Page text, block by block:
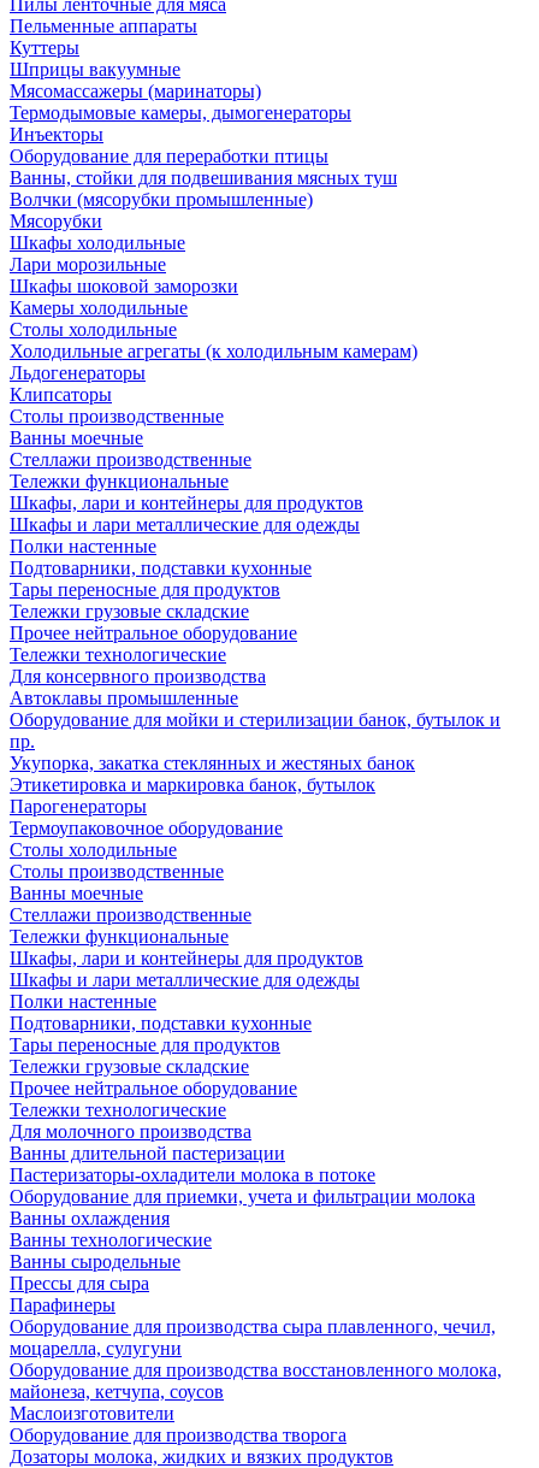
Пилы ленточные для мяса
Пельменные аппараты
Куттеры
Шприцы вакуумные
Мясомассажеры (маринаторы)
Термодымовые камеры, дымогенераторы
Инъекторы
Оборудование для переработки птицы
Ванны, стойки для подвешивания мясных туш
Волчки (мясорубки промышленные)
Мясорубки
Шкафы холодильные
Лари морозильные
Шкафы шоковой заморозки
Камеры холодильные
Столы холодильные
Холодильные агрегаты (к холодильным камерам)
Льдогенераторы
Клипсаторы
Столы производственные
Ванны моечные
Стеллажи производственные
Тележки функциональные
Шкафы, лари и контейнеры для продуктов
Шкафы и лари металлические для одежды
Полки настенные
Подтоварники, подставки кухонные
Тары переносные для продуктов
Тележки грузовые складские
Прочее нейтральное оборудование
Тележки технологические
Для консервного производства
Автоклавы промышленные
Оборудование для мойки и стерилизации банок, бутылок и
пр.
Укупорка, закатка стеклянных и жестяных банок
Этикетировка и маркировка банок, бутылок
Парогенераторы
Термоупаковочное оборудование
Столы холодильные
Столы производственные
Ванны моечные
Стеллажи производственные
Тележки функциональные
Шкафы, лари и контейнеры для продуктов
Шкафы и лари металлические для одежды
Полки настенные
Подтоварники, подставки кухонные
Тары переносные для продуктов
Тележки грузовые складские
Прочее нейтральное оборудование
Тележки технологические
Для молочного производства
Ванны длительной пастеризации
Пастеризаторы-охладители молока в потоке
Оборудование для приемки, учета и фильтрации молока
Ванны охлаждения
Ванны технологические
Ванны сыродельные
Прессы для сыра
Парафинеры
Оборудование для производства сыра плавленного, чечил,
моцарелла, сулугуни
Оборудование для производства восстановленного молока,
майонеза, кетчупа, соусов
Маслоизготовители
Оборудование для производства творога
Дозаторы молока, жидких и вязких продуктов